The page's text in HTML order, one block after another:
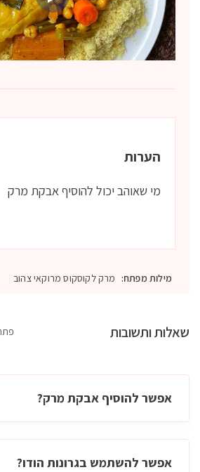
הערות
מי שאוהב יכול להוסיף אבקת מרק
מילות מפתח: מרק לקוסקוס מרוקאי צהוב
שאלות ותשובות
אפשר להוסיף אבקת מרק?
אפשר להשתמש בגרונות הודו?